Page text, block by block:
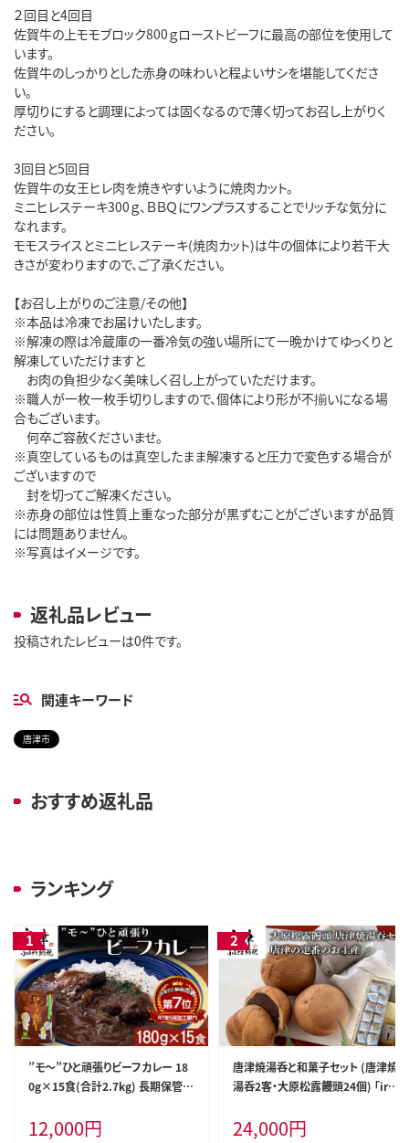
２回目と4回目
佐賀牛の上モモブロック800ｇローストビーフに最高の部位を使用して
います。
佐賀牛のしっかりとした赤身の味わいと程よいサシを堪能してくださ
い。
厚切りにすると調理によっては固くなるので薄く切ってお召し上がりく
ださい。
3回目と5回目
佐賀牛の女王ヒレ肉を焼きやすいように焼肉カット。
ミニヒレステーキ300ｇ、ＢＢＱにワンプラスすることでリッチな気分に
なれます。
モモスライスとミニヒレステーキ(焼肉カット)は牛の個体により若干大
きさが変わりますので、ご了承ください。
【お召し上がりのご注意/その他】
※本品は冷凍でお届けいたします。
※解凍の際は冷蔵庫の一番冷気の強い場所にて一晩かけてゆっくりと
解凍していただけますと
お肉の負担少なく美味しく召し上がっていただけます。
※職人が一枚一枚手切りしますので、個体により形が不揃いになる場
合もございます。
何卒ご容赦くださいませ。
※真空しているものは真空したまま解凍すると圧力で変色する場合が
ございますので
封を切ってご解凍ください。
※赤身の部位は性質上重なった部分が黒ずむことがございますが品質
には問題ありません。
※写真はイメージです。
返礼品レビュー
投稿されたレビューは0件です。
関連キーワード
唐津市
おすすめ返礼品
ランキング
”モ～”ひと頑張りビーフカレー 18
0g×15食(合計2.7kg) 長期保管
12,000円
唐津焼湯呑と和菓子セット (唐津焼
湯呑2客・大原松露饅頭24個) 「iro
24,000円